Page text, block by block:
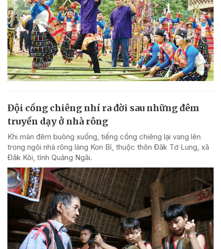
Đội cồng chiêng nhí ra đời sau những đêm
truyền dạy ở nhà rông
Khi màn đêm buông xuống, tiếng cồng chiêng lại vang lên
trong ngôi nhà rông làng Kon Bỉ, thuộc thôn Đăk Tơ Lung, xã
Đăk Kôi, tỉnh Quảng Ngãi.